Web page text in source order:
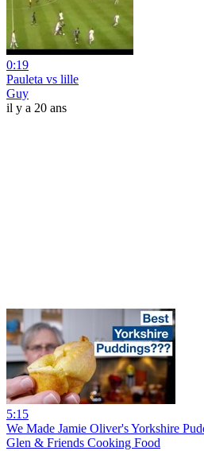
0:19
Pauleta vs lille
Guy
il y a 20 ans
5:15
We Made Jamie Oliver's Yorkshire
Glen & Friends Cooking Food